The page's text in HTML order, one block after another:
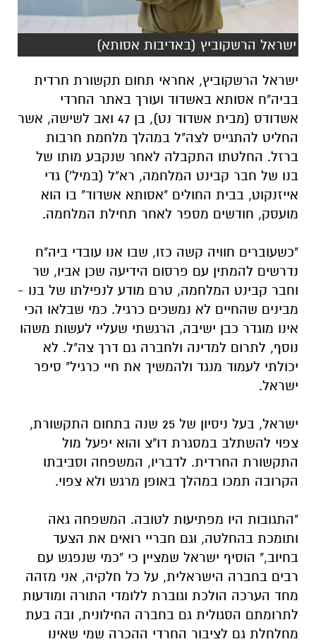
ישראל הרשקוביץ (באדיבות אסותא)
ישראל הרשקוביץ, אחראי תחום תקשורת חרדית
בביה"ח אסותא באשדוד ועורך באתר החרדי
אשדודס (מבית אשדוד נט), בן 47 ואב לשישה, אשר
החליט להתגייס לצה"ל במהלך מלחמת חרבות
ברזל. החלטתו התקבלה לאחר שנקבע מותו של
בנו של חבר קבינט המלחמה, רא"ל (במיל') גדי
אייזנקוט, בבית החולים "אסותא אשדוד" בו הוא
מועסק, חודשים מספר לאחר תחילת המלחמה.
"כשעוברים חוויה קשה כזו, שבו אנו עובדי ביה"ח
נדרשים להמתין עם פרסום הידיעה שכן אביו, שר
וחבר קבינט המלחמה, טרם מודע לנפילתו של בנו -
מבינים שהחיים לא נמשכים כרגיל. כמי שבלאו הכי
אינו מוגדר כבן ישיבה, הרגשתי שעליי לעשות משהו
נוסף, לתרום למדינה ולחברה גם דרך צה"ל. לא
יכולתי לעמוד מנגד ולהמשיך את חיי כרגיל" סיפר
ישראל.
ישראל, בעל ניסיון של 25 שנה בתחום התקשורת,
צפוי להשתלב במסגרת דו"צ והוא יפעל מול
התקשורת החרדית. לדבריו, המשפחה וסביבתו
הקרובה תמכו במהלך באופן מרגש ולא צפוי.
"התגובות היו מפתיעות לטובה. המשפחה גאה
ותומכת בהחלטה, וגם חבריי רואים את הצעד
בחיוב," הוסיף ישראל שמציין כי "כמי שנפגש עם
רבים בחברה הישראלית, על כל חלקיה, אני מזהה
מחד הערכה הולכת וגוברת ללומדי התורה ומודעות
לתרומתם הסגולית גם בחברה החילונית, ובה בעת
מחלחלת גם לציבור החרדי ההכרה שמי שאינו